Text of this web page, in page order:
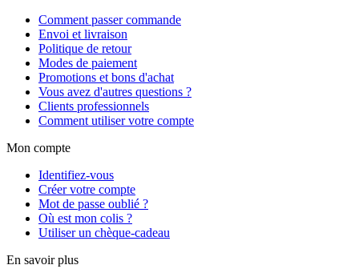
Comment passer commande
Envoi et livraison
Politique de retour
Modes de paiement
Promotions et bons d'achat
Vous avez d'autres questions ?
Clients professionnels
Comment utiliser votre compte
Mon compte
Identifiez-vous
Créer votre compte
Mot de passe oublié ?
Où est mon colis ?
Utiliser un chèque-cadeau
En savoir plus